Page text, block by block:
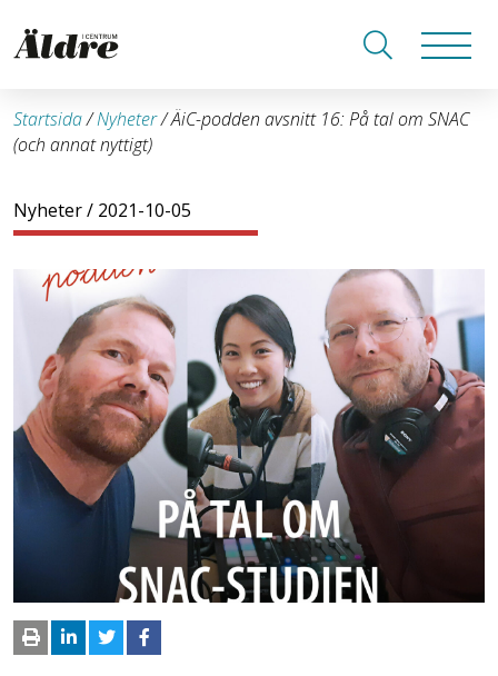
Startsida/Nyheter/ÄiC-podden avsnitt 16: På tal om SNAC
(och annat nyttigt)
Nyheter/ 2021-10-05